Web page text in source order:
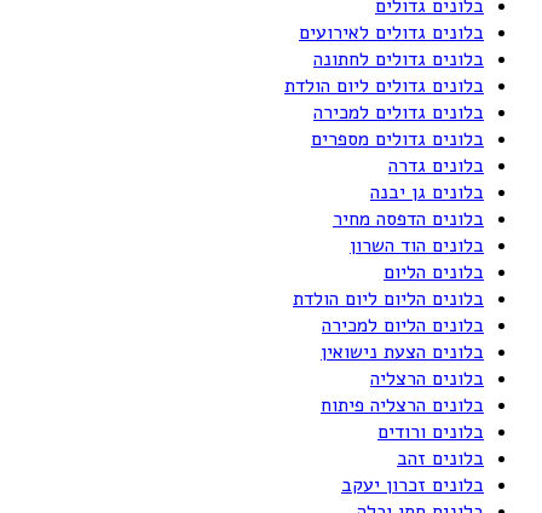
בלונים גדולים
בלונים גדולים לאירועים
בלונים גדולים לחתונה
בלונים גדולים ליום הולדת
בלונים גדולים למכירה
בלונים גדולים מספרים
בלונים גדרה
בלונים גן יבנה
בלונים הדפסה מחיר
בלונים הוד השרון
בלונים הליום
בלונים הליום ליום הולדת
בלונים הליום למכירה
בלונים הצעת נישואין
בלונים הרצליה
בלונים הרצליה פיתוח
בלונים ורודים
בלונים זהב
בלונים זכרון יעקב